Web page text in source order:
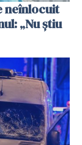
neînlocuit
„Nu știu